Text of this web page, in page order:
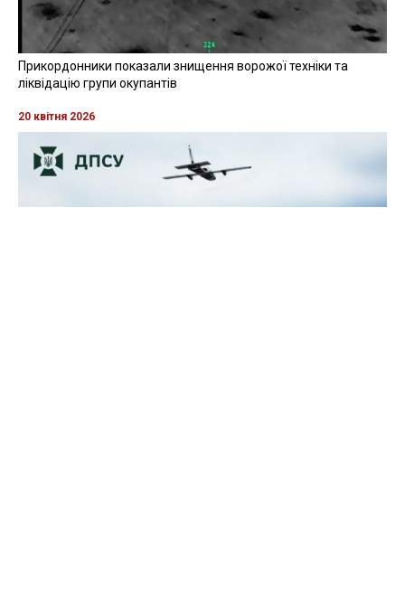
Прикордонники показали знищення ворожої техніки та
ліквідацію групи окупантів
20 квітня 2026